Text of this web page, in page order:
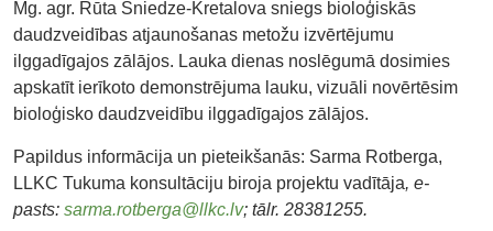
Mg. agr. Rūta Sniedze-Kretalova sniegs bioloģiskās
daudzveidības atjaunošanas metožu izvērtējumu
ilggadīgajos zālājos. Lauka dienas noslēgumā dosimies
apskatīt ierīkoto demonstrējuma lauku, vizuāli novērtēsim
bioloģisko daudzveidību ilggadīgajos zālājos.
Papildus informācija un pieteikšanās: Sarma Rotberga,
LLKC Tukuma konsultāciju biroja projektu vadītāja, e-
pasts: sarma.rotberga@llkc.lv; tālr. 28381255.